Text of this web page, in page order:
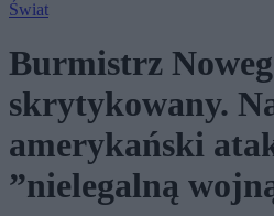
Świat
Burmistrz
skrytykowany.
amerykański
”nielegalną